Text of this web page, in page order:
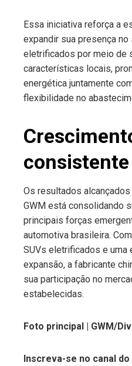
Essa iniciativa reforça a
expandir sua presença
eletrificados por meio de
características locais,
energética juntamente
flexibilidade no
consistente
Os resultados
GWM está consolidando
principais forças
automotiva brasileira.
SUVs eletrificados e uma
expansão, a fabricante
sua participação no
estabelecidas.
Foto principal | GWM/
Inscreva-se no canal